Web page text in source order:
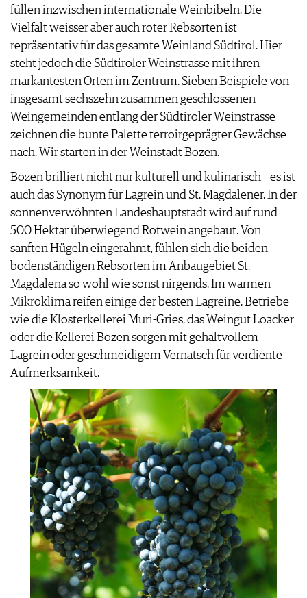
füllen inzwischen internationale Weinbibeln. Die
Vielfalt weisser aber auch roter Rebsorten ist
repräsentativ für das gesamte Weinland Südtirol. Hier
steht jedoch die Südtiroler Weinstrasse mit ihren
markantesten Orten im Zentrum. Sieben Beispiele von
insgesamt sechszehn zusammen geschlossenen
Weingemeinden entlang der Südtiroler Weinstrasse
zeichnen die bunte Palette terroirgeprägter Gewächse
nach. Wir starten in der Weinstadt Bozen.
Bozen brilliert nicht nur kulturell und kulinarisch – es ist
auch das Synonym für Lagrein und St. Magdalener. In der
sonnenverwöhnten Landeshauptstadt wird auf rund
500 Hektar überwiegend Rotwein angebaut. Von
sanften Hügeln eingerahmt, fühlen sich die beiden
bodenständigen Rebsorten im Anbaugebiet St.
Magdalena so wohl wie sonst nirgends. Im warmen
Mikroklima reifen einige der besten Lagreine. Betriebe
wie die Klosterkellerei Muri-Gries, das Weingut Loacker
oder die Kellerei Bozen sorgen mit gehaltvollem
Lagrein oder geschmeidigem Vernatsch für verdiente
Aufmerksamkeit.